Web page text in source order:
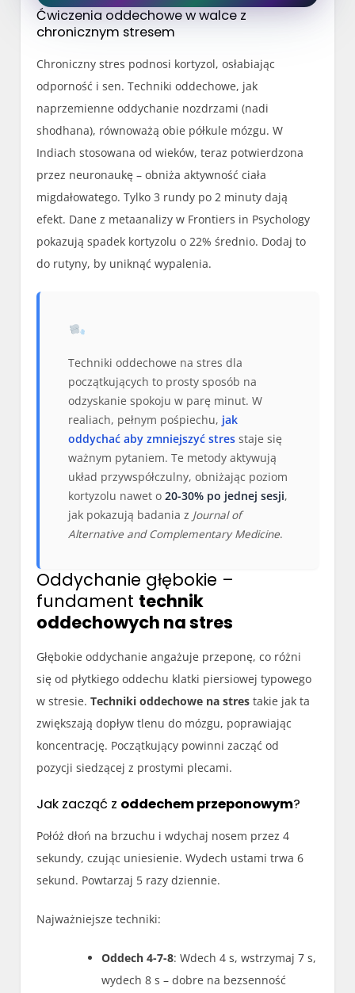
Ćwiczenia oddechowe w walce z
chronicznym stresem
Chroniczny stres podnosi kortyzol, osłabiając
odporność i sen. Techniki oddechowe, jak
naprzemienne oddychanie nozdrzami (nadi
shodhana), równoważą obie półkule mózgu. W
Indiach stosowana od wieków, teraz potwierdzona
przez neuronaukę – obniża aktywność ciała
migdałowatego. Tylko 3 rundy po 2 minuty dają
efekt. Dane z metaanalizy w Frontiers in Psychology
pokazują spadek kortyzolu o 22% średnio. Dodaj to
do rutyny, by uniknąć wypalenia.
Techniki oddechowe na stres dla
początkujących to prosty sposób na
odzyskanie spokoju w parę minut. W
realiach, pełnym pośpiechu, jak
oddychać aby zmniejszyć stres staje się
ważnym pytaniem. Te metody aktywują
układ przywspółczulny, obniżając poziom
kortyzolu nawet o20-30% po jednej sesji,
jak pokazują badania z Journal of
Alternative and Complementary Medicine.
Oddychanie głębokie –
fundament technik
oddechowych na stres
Głębokie oddychanie angażuje przeponę, co różni
się od płytkiego oddechu klatki piersiowej typowego
w stresie.Techniki oddechowe na stres takie jak ta
zwiększają dopływ tlenu do mózgu, poprawiając
koncentrację. Początkujący powinni zacząć od
pozycji siedzącej z prostymi plecami.
Jak zacząć z oddechem przeponowym?
Połóż dłoń na brzuchu i wdychaj nosem przez 4
sekundy, czując uniesienie. Wydech ustami trwa 6
sekund. Powtarzaj 5 razy dziennie.
Najważniejsze techniki:
Oddech 4-7-8: Wdech 4 s, wstrzymaj 7 s,
wydech 8 s – dobre na bezsenność